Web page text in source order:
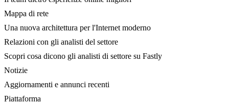
Mappa di rete
Una nuova architettura per l'Internet moderno
Relazioni con gli analisti del settore
Scopri cosa dicono gli analisti di settore su Fastly
Notizie
Aggiornamenti e annunci recenti
Piattaforma